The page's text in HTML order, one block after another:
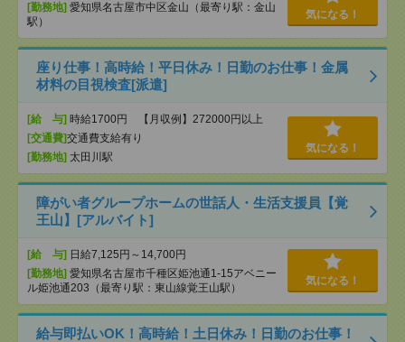
[勤務地] 愛知県名古屋市中区金山（最寄り駅：金山
駅）
気になる！
座り仕事！高時給！平日休み！日勤のお仕事！金属
材料の目視検査[派遣]
[給 与] 時給1700円 【月収例】272000円以上
[交通費]交通費支給有り
[勤務地] 太田川駅
気になる！
障がい者グループホームの世話人・生活支援員【覚
王山】[アルバイト]
[給 与] 日給7,125円～14,700円
[勤務地] 愛知県名古屋市千種区姫池通1-15アベニー
ル姫池通203（最寄り駅：東山線覚王山駅）
気になる！
給与即払いOK！高時給！土日休み！日勤のお仕事！